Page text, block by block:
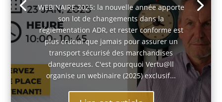
WEBINAIRE 2025: la nouvelle année apporte
son lot de changements dans la
réglementation ADR, et rester conforme est
plus crucial que jamais pour assurer un
transport sécurisé des marchandises
dangereuses. C'est pourquoi Vertu@ll
organise un webinaire (2025) exclusif...